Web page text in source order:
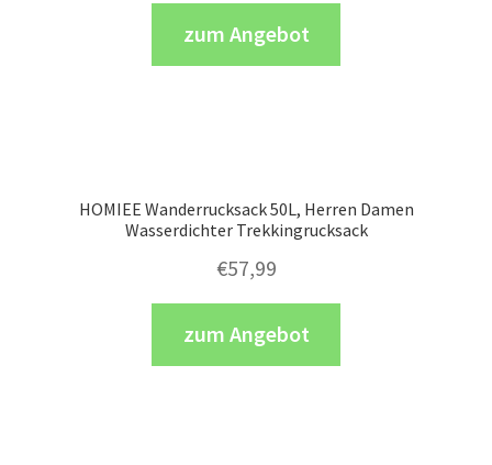
zum Angebot
HOMIEE Wanderrucksack 50L, Herren Damen
Wasserdichter Trekkingrucksack
€57,99
zum Angebot